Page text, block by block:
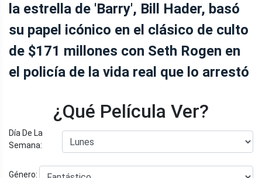
la estrella de 'Barry', Bill Hader, basó
su papel icónico en el clásico de culto
de $171 millones con Seth Rogen en
el policía de la vida real que lo arrestó
¿Qué Película Ver?
Día De La
Semana:
Género: